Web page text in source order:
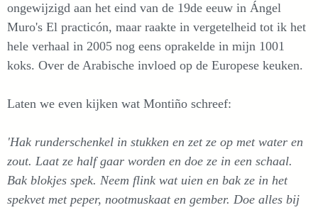
ongewijzigd aan het eind van de 19de eeuw in Ángel
Muro's El practicón, maar raakte in vergetelheid tot ik het
hele verhaal in 2005 nog eens oprakelde in mijn 1001
koks. Over de Arabische invloed op de Europese keuken.
Laten we even kijken wat Montiño schreef:
'Hak runderschenkel in stukken en zet ze op met water en
zout. Laat ze half gaar worden en doe ze in een schaal.
Bak blokjes spek. Neem flink wat uien en bak ze in het
spekvet met peper, nootmuskaat en gember. Doe alles bij